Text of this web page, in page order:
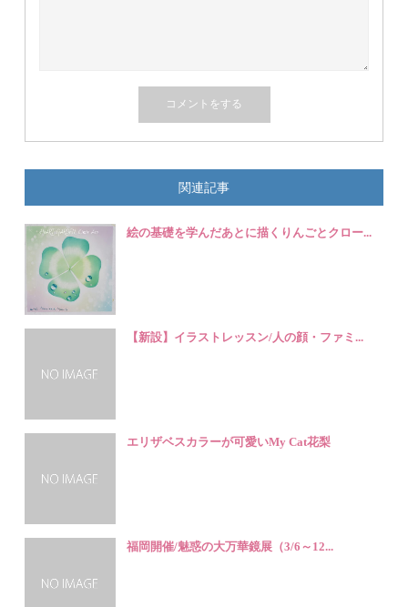
関連記事
絵の基礎を学んだあとに描くりんごとクロー...
【新設】イラストレッスン/人の顔・ファミ...
エリザベスカラーが可愛いMy Cat花梨
福岡開催/魅惑の大万華鏡展（3/6～12...